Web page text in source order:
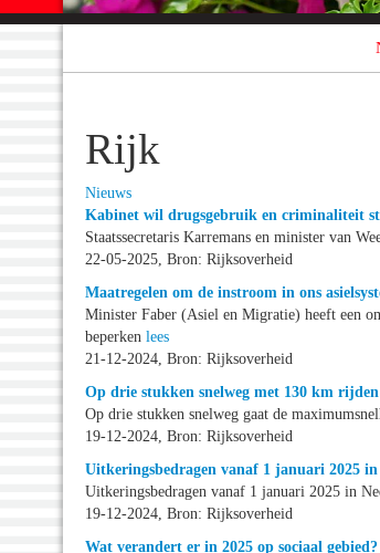
Rijk
Nieuws
Kabinet wil drugsgebruik en criminaliteit
Staatssecretaris Karremans en minister van
22-05-2025, Bron: Rijksoverheid
Maatregelen om de instroom in ons
Minister Faber (Asiel en Migratie) heeft een
beperken lees
21-12-2024, Bron: Rijksoverheid
Op drie stukken snelweg met 130 km
Op drie stukken snelweg gaat de
19-12-2024, Bron: Rijksoverheid
Uitkeringsbedragen vanaf 1 januari 2025
Uitkeringsbedragen vanaf 1 januari 2025 in
19-12-2024, Bron: Rijksoverheid
Wat verandert er in 2025 op sociaal gebied?